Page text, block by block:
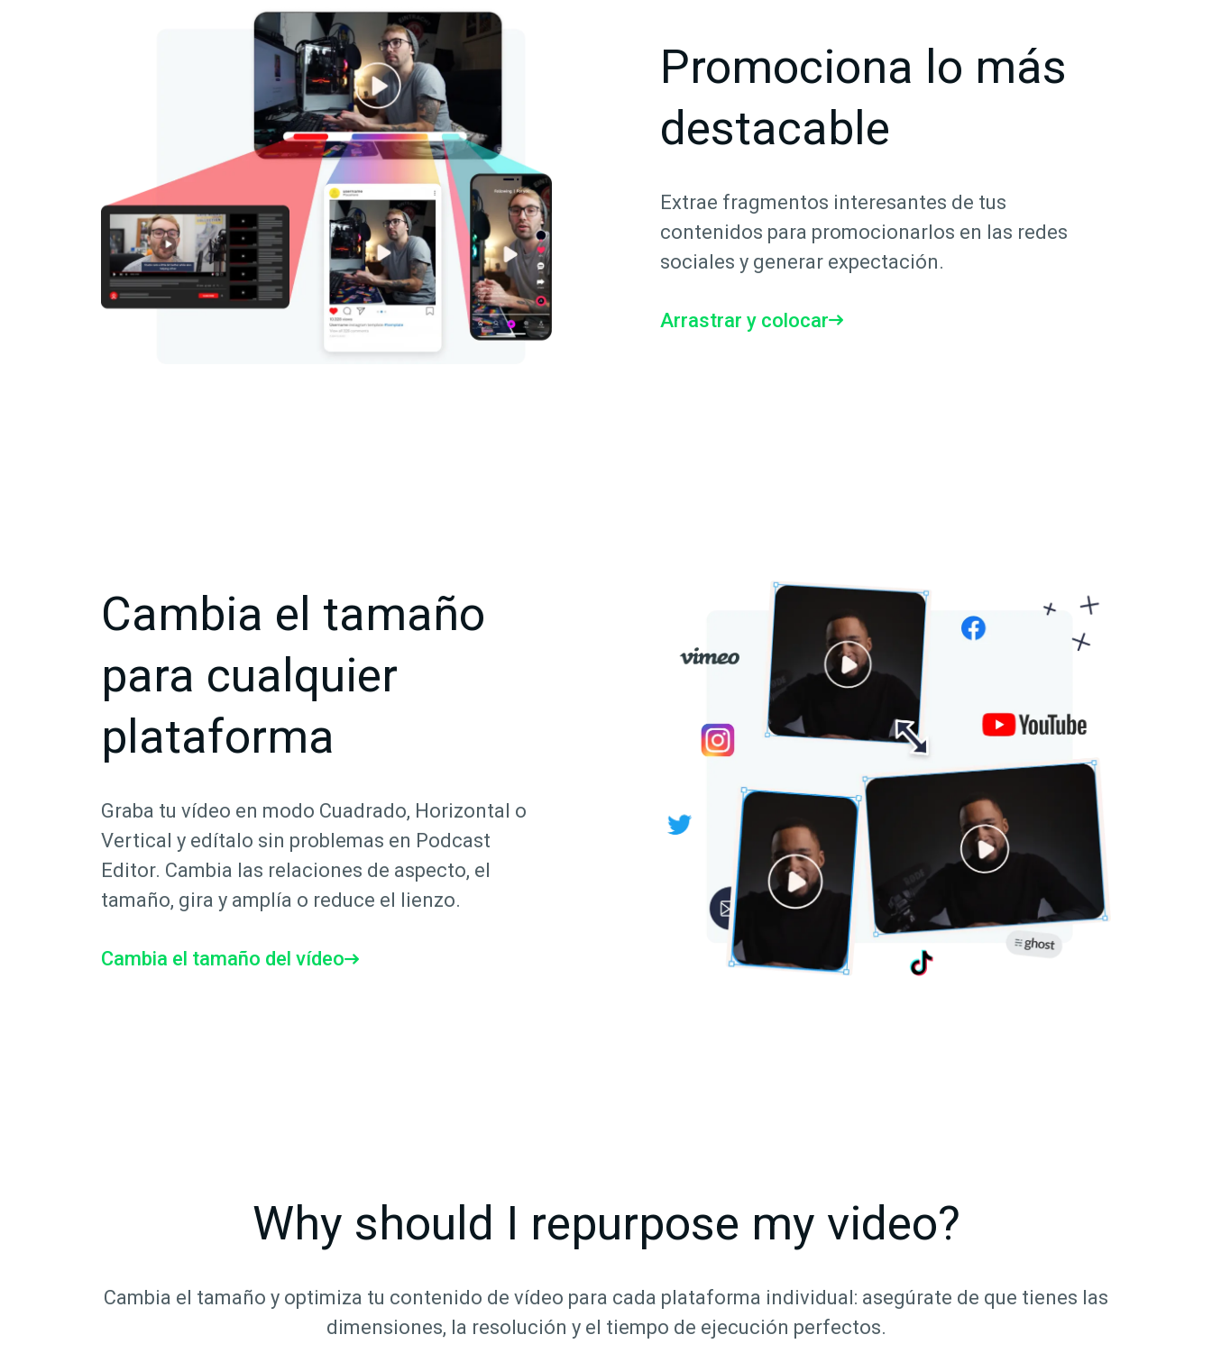
Promociona lo más
destacable
Extrae fragmentos interesantes de tus
contenidos para promocionarlos en las redes
sociales y generar expectación.
Arrastrar y colocar
Cambia el tamaño
para cualquier
plataforma
Graba tu vídeo en modo Cuadrado, Horizontal o
Vertical y edítalo sin problemas en Podcast
Editor. Cambia las relaciones de aspecto, el
tamaño, gira y amplía o reduce el lienzo.
Cambia el tamaño del vídeo
Why should I repurpose my video?
Cambia el tamaño y optimiza tu contenido de vídeo para cada plataforma individual: asegúrate de que tienes las
dimensiones, la resolución y el tiempo de ejecución perfectos.